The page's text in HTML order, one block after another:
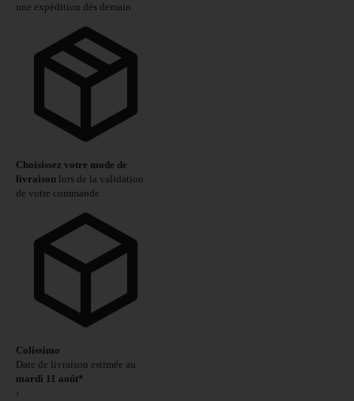
une expédition dès demain
Choisissez votre mode de
livraison lors de la validation
de votre commande
Colissimo
Date de livraison estimée au
mardi 11 août*
›